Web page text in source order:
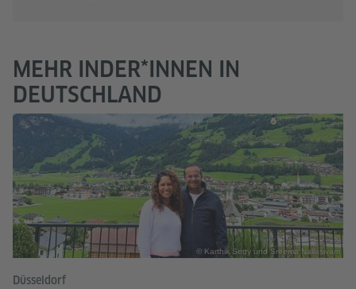
MEHR INDER*INNEN IN
DEUTSCHLAND
© Karthik Setty und Sreema Nallasivam
Düsseldorf